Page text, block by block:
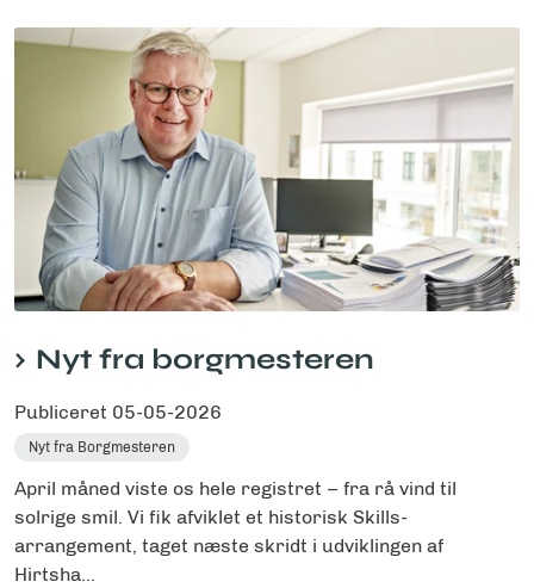
Nyt fra borgmesteren
Publiceret 05-05-2026
Nyt fra Borgmesteren
April måned viste os hele registret – fra rå vind til
solrige smil. Vi fik afviklet et historisk Skills-
arrangement, taget næste skridt i udviklingen af
Hirtsha...